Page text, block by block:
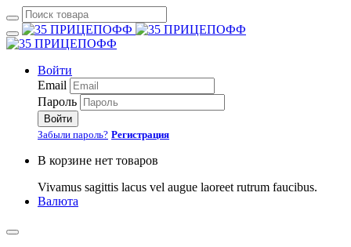
Войти
Email
Пароль
Войти
Забыли пароль? Регистрация
В корзине нет товаров
Vivamus sagittis lacus vel augue laoreet rutrum faucibus.
Валюта